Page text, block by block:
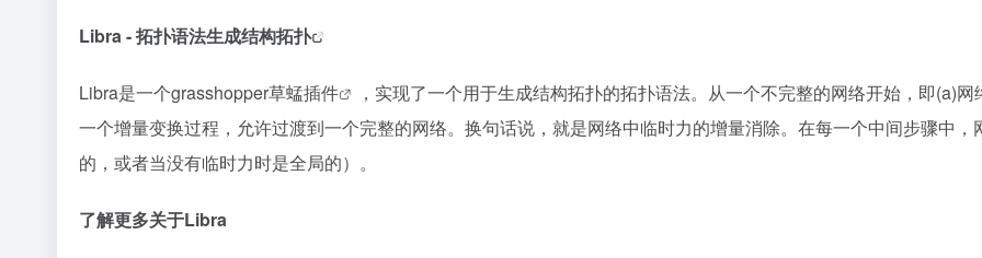
Libra - 拓扑语法生成结构拓扑
Libra是一个grasshopper草蜢插件
，实现了一个用于生成结构拓扑的拓扑语法。从一个不完整的网络开始，即(a)
一个增量变换过程，允许过渡到一个完整的网络。换句话说，就是网络中临时力的增量消除。在每一个中间步骤中
的，或者当没有临时力时是全局的）。
了解更多关于Libra